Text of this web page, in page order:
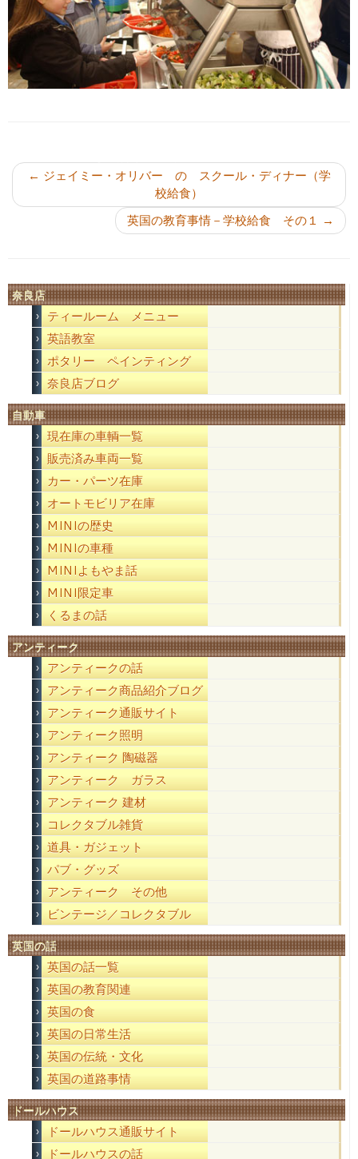
← ジェイミー・オリバー の スクール・ディナー（学
校給食）
英国の教育事情－学校給食 その１ →
奈良店
ティールーム メニュー
英語教室
ポタリー ペインティング
奈良店ブログ
自動車
現在庫の車輌一覧
販売済み車両一覧
カー・パーツ在庫
オートモビリア在庫
MINIの歴史
MINIの車種
MINIよもやま話
MINI限定車
くるまの話
アンティーク
アンティークの話
アンティーク商品紹介ブログ
アンティーク通販サイト
アンティーク照明
アンティーク 陶磁器
アンティーク ガラス
アンティーク 建材
コレクタブル雑貨
道具・ガジェット
パブ・グッズ
アンティーク その他
ビンテージ／コレクタブル
英国の話
英国の話一覧
英国の教育関連
英国の食
英国の日常生活
英国の伝統・文化
英国の道路事情
ドールハウス
ドールハウス通販サイト
ドールハウスの話